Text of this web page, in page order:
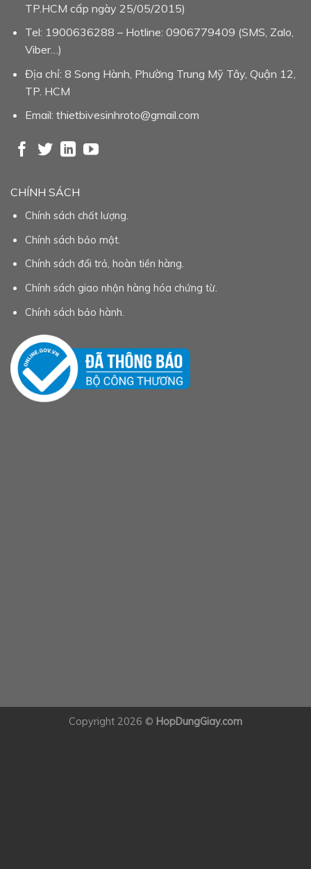
TP.HCM cấp ngày 25/05/2015)
Tel: 1900636288 – Hotline: 0906779409 (SMS, Zalo,
Viber…)
Địa chỉ: 8 Song Hành, Phường Trung Mỹ Tây, Quận 12,
TP. HCM
Email: thietbivesinhroto@gmail.com
CHÍNH SÁCH
Chính sách chất lượng.
Chính sách bảo mật.
Chính sách đổi trả, hoàn tiền hàng.
Chính sách giao nhận hàng hóa chứng từ.
Chính sách bảo hành.
Copyright 2026 © HopDungGiay.com